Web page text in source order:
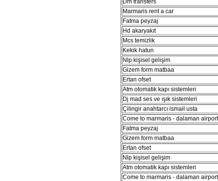
Dm transfers
Marmaris rent a car
Fatma peyzaj
Hd akaryakıt
Mcs temizlik
Kekik hatun
Nlp kişisel gelişim
Gizem form matbaa
Ertan ofset
Atm otomatik kapı sistemleri
Dj mad ses ve ışık sistemleri
Çilingir anahtarcı ismail usta
Come to marmaris - dalaman
Fatma peyzaj
Gizem form matbaa
Ertan ofset
Nlp kişisel gelişim
Atm otomatik kapı sistemleri
Come to marmaris - dalaman